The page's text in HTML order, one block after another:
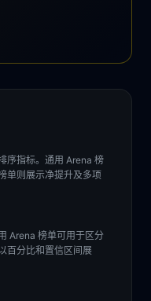
序指标。通用 Arena 榜
单则展示净提升及多项
Arena 榜单可用于区分
百分比和置信区间展